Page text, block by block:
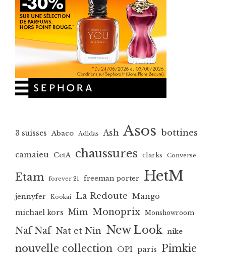
3 suisses Abaco Adidas Ash Asos bottines
camaieu CetA chaussures clarks Converse
Etam forever 21 freeman porter HetM
jennyfer Kookai La Redoute Mango
michael kors Mim Monoprix Monshowroom
Naf Naf Nat et Nin New Look nike
nouvelle collection OPI paris Pimkie